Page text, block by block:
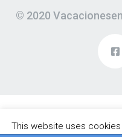
© 2020
This website uses